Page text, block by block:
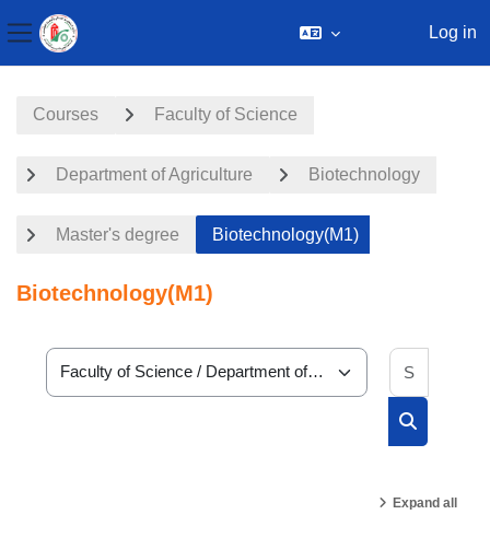
Side panel
Log in
Courses Faculty of Science
Department of Agriculture Biotechnology
Master's degree Biotechnology(M1)
Biotechnology(M1)
Course categories
Expand all